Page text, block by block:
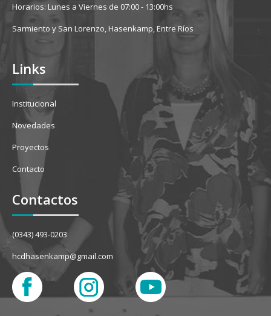
Horarios: Lunes a Viernes de 07:00 - 13:00hs
Sarmiento y San Lorenzo, Hasenkamp, Entre Ríos
Links
Institucional
Novedades
Proyectos
Contacto
Contactos
(0343) 493-0203
hcdhasenkamp@gmail.com